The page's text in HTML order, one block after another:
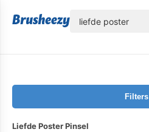
Filters
Liefde Poster Pinsel